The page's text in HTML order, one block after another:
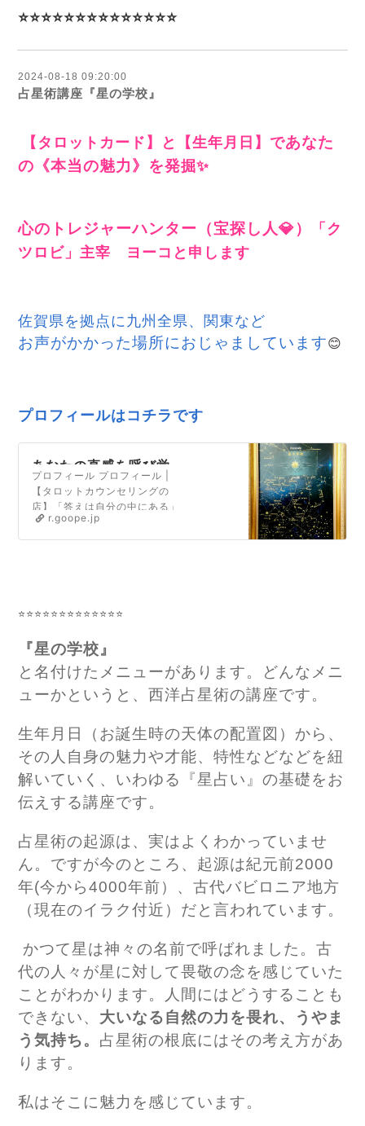
す。新たな自分との出会いをお楽し
ジナ…
⭐️⭐️⭐️⭐️⭐️⭐️⭐️⭐️⭐️⭐️⭐️⭐️⭐️⭐️
2024-08-18 09:20:00
占星術講座『星の学校』
【タロットカード】と【生年月日】であなた
の《本当の魅力》 を発掘✨
心のトレジャーハンター（宝探し人💎）
「ク
ツロビ」主宰 ヨーコと申します
佐賀県を拠点に九州全県、関東など
お声がかかった場所におじゃましています😊
プロフィールはコチラです
あなたの直感を呼び覚
ますタロット〜タロッ
トを日常に〜くつろぐ
日「クツロビ」
プロフィール プロフィール |
【タロットカウンセリングの
店】「答えは自分の中にある」
といいます。タロットカードを
用いて、あなた自身の中にある
魅力をお伝えします。新たな自
い。【直感力を磨く…
r.goope.jp
⭐⭐⭐⭐⭐⭐⭐⭐⭐⭐⭐⭐⭐
『星の学校』
と名付けたメニューがあります。どんなメニ
ューかというと、 西洋占星術の講座です。
生年月日（お誕生時の天体の配置図）から、
その人自身の魅力や才能、特性などなどを紐
解いていく、いわゆる『星占い』の基礎をお
伝えする講座です。
占星術の起源は、実はよくわかっていませ
ん。ですが今のところ、起源は紀元前2000
年(今から4000年前）、古代バビロニア地方
（現在のイラク付近）だと言われています。
かつて星は神々の名前で呼ばれました。古
代の人々が星に対して畏敬の念を感じていた
ことがわかります。人間にはどうすることも
できない、 大いなる自然の力を畏れ、うやま
う気持ち。 占星術の根底にはその考え方があ
ります。
私はそこに魅力を感じています。